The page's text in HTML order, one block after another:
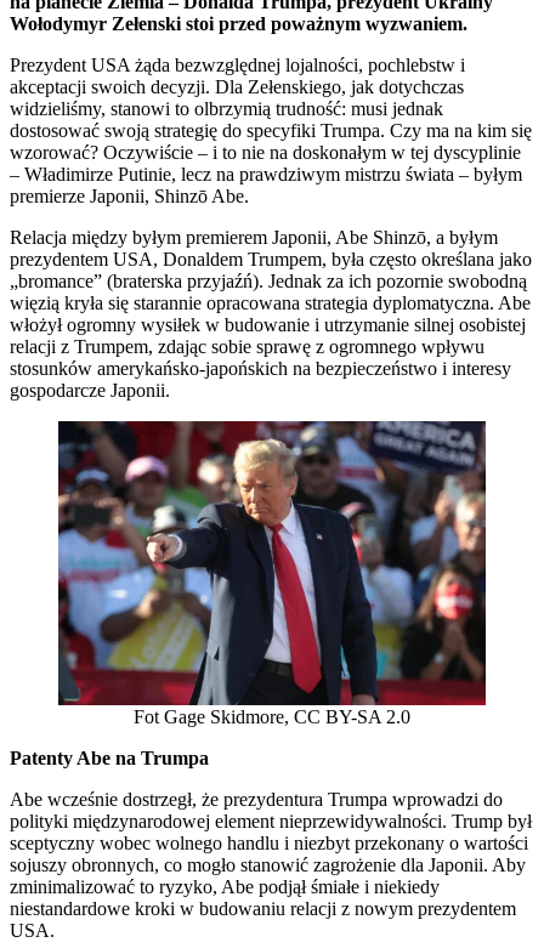
Wołodymyr Zełenski stoi przed poważnym wyzwaniem.
Prezydent USA żąda bezwzględnej lojalności, pochlebstw i
akceptacji swoich decyzji. Dla Zełenskiego, jak dotychczas
widzieliśmy, stanowi to olbrzymią trudność: musi jednak
dostosować swoją strategię do specyfiki Trumpa. Czy ma na kim się
wzorować? Oczywiście – i to nie na doskonałym w tej dyscyplinie
– Władimirze Putinie, lecz na prawdziwym mistrzu świata – byłym
premierze Japonii, Shinzō Abe.
Relacja między byłym premierem Japonii, Abe Shinzō, a byłym
prezydentem USA, Donaldem Trumpem, była często określana jako
„bromance” (braterska przyjaźń). Jednak za ich pozornie swobodną
więzią kryła się starannie opracowana strategia dyplomatyczna. Abe
włożył ogromny wysiłek w budowanie i utrzymanie silnej osobistej
relacji z Trumpem, zdając sobie sprawę z ogromnego wpływu
stosunków amerykańsko-japońskich na bezpieczeństwo i interesy
gospodarcze Japonii.
Fot Gage Skidmore, CC BY-SA 2.0
Patenty Abe na Trumpa
Abe wcześnie dostrzegł, że prezydentura Trumpa wprowadzi do
polityki międzynarodowej element nieprzewidywalności. Trump był
sceptyczny wobec wolnego handlu i niezbyt przekonany o wartości
sojuszy obronnych, co mogło stanowić zagrożenie dla Japonii. Aby
zminimalizować to ryzyko, Abe podjął śmiałe i niekiedy
niestandardowe kroki w budowaniu relacji z nowym prezydentem
USA.